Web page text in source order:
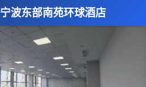
宁波东部南苑环球酒店